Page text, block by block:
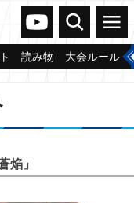
ヴァンガードch
検索 メニュー
読み物 大会ルール
焔」